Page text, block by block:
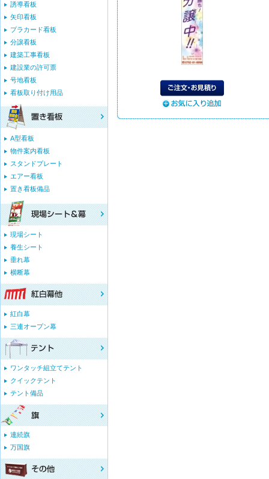
誘導看板
矢印看板
プラカード看板
分譲看板
建築工事看板
建設業の許可票
号地看板
看板取り付け用品
A型看板
物件案内看板
スタンドプレート
エアー看板
置き看板備品
現場シート
養生シート
垂れ幕
横断幕
紅白幕
三連オープン幕
ワンタッチ組立てテント
クイックテント
テント備品
連続旗
万国旗